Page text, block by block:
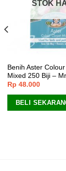
STOK
Benih Aster
Mixed 250 Biji –
Rp 48.000
BELI